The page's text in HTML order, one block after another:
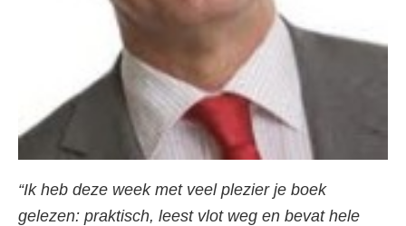
“Ik heb deze week met veel plezier je boek
gelezen: praktisch, leest vlot weg en bevat hele